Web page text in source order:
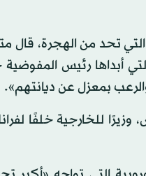
تحد من الهجرة، قال
رئيس المفوضية
بمعزل عن ديانتهم».
للخارجية خلفًا